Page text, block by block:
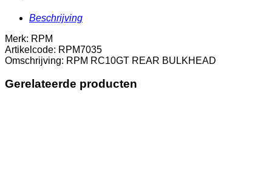
Beschrijving
Merk: RPM
Artikelcode: RPM7035
Omschrijving: RPM RC10GT REAR BULKHEAD
Gerelateerde producten